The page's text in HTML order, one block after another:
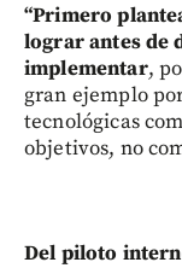
“Primero
lograr antes de
implementar,
gran ejemplo
tecnológicas
objetivos, no
Del piloto